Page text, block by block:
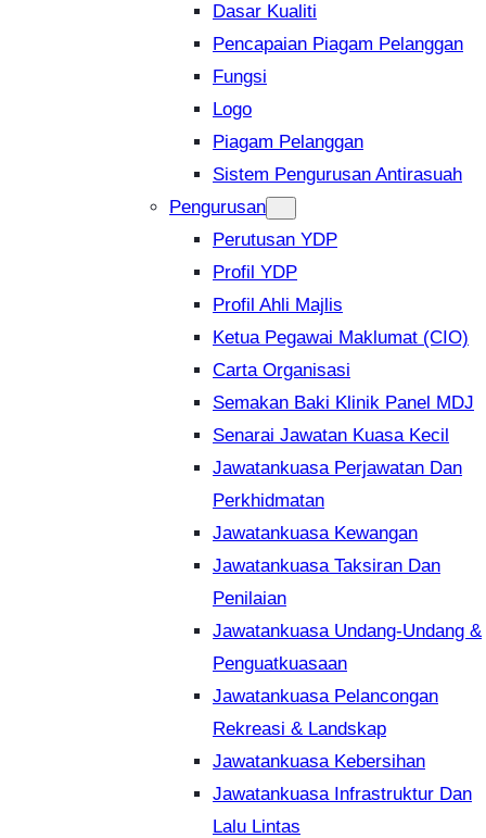
Dasar Kualiti
Pencapaian Piagam Pelanggan
Fungsi
Logo
Piagam Pelanggan
Sistem Pengurusan Antirasuah
Pengurusan
Perutusan YDP
Profil YDP
Profil Ahli Majlis
Ketua Pegawai Maklumat (CIO)
Carta Organisasi
Semakan Baki Klinik Panel MDJ
Senarai Jawatan Kuasa Kecil
Jawatankuasa Perjawatan Dan
Perkhidmatan
Jawatankuasa Kewangan
Jawatankuasa Taksiran Dan
Penilaian
Jawatankuasa Undang-Undang &
Penguatkuasaan
Jawatankuasa Pelancongan
Rekreasi & Landskap
Jawatankuasa Kebersihan
Jawatankuasa Infrastruktur Dan
Lalu Lintas